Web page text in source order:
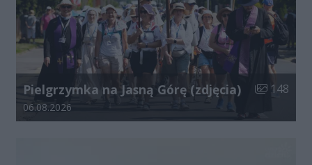
Pielgrzymka na Jasną Górę (zdjęcia) Liczba
148
Data dodania galerii:
06.08.2026